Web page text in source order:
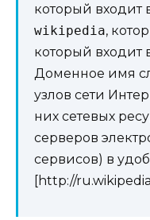
который входит
wikipedia,
который входит
Доменное имя
узлов сети
них сетевых
серверов
сервисов) в
[http://